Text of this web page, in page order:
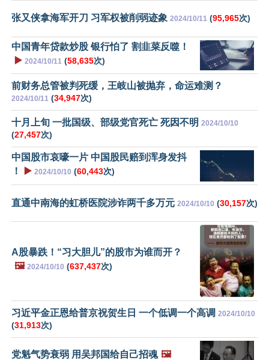
张又侠拿海军开刀 习军权被削弱迹象 2024/10/11 (95,965次)
中国青年贷款炒股 银行怕了 割韭菜反噬！
▶️ 2024/10/11 (58,635次)
前财务总管被判死缓，王岐山被抛弃，命运难测？
2024/10/11 (34,947次)
十月上旬 一批国级、部级党官死亡 死因不明 2024/10/10
(27,457次)
中国股市哀嚎一片 中国股民赔到浑身发抖
！
▶️ 2024/10/10 (60,443次)
直通中南海的虹桥医院涉诈两千多万元 2024/10/10 (30,157次)
A股暴跌！“习大胆儿”的股市为谁而开？
🖼️ 2024/10/10 (637,437次)
习近平金正恩给普京祝贺生日 一个低调一个高调 2024/10/10
(31,913次)
党魁气势衰弱 用吴邦国给自己招魂 🖼️